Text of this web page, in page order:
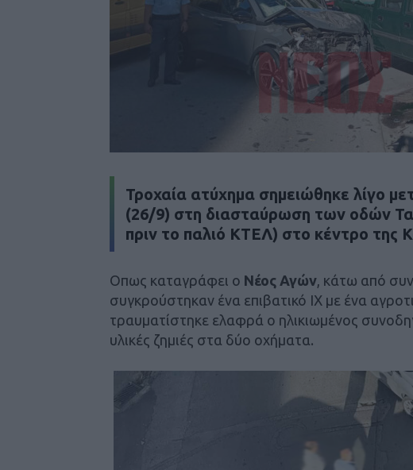
Τροχαία ατύχημα σημειώθηκε λίγο
(26/9) στη διασταύρωση των οδών
πριν το παλιό ΚΤΕΛ) στο κέντρο της
Οπως καταγράφει ο Νέος Αγών , κάτω από
συγκρούστηκαν ένα επιβατικό ΙΧ με ένα
τραυματίστηκε ελαφρά ο ηλικιωμένος
υλικές ζημιές στα δύο οχήματα.